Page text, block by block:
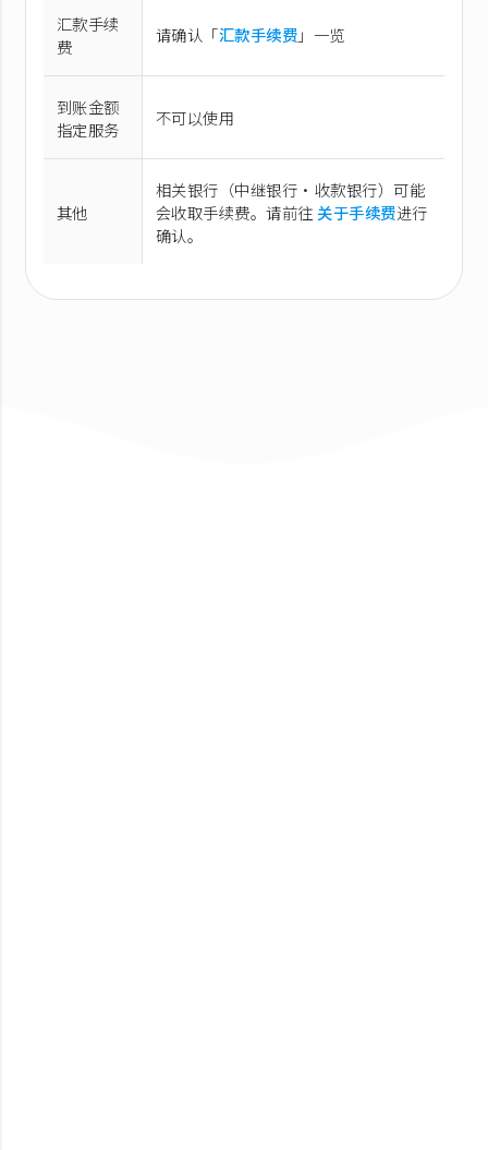
汇款手续
费
请确认「汇款手续费」一览
到账金额
指定服务
不可以使用
其他
相关银行（中继银行·收款银行）可能
会收取手续费。请前往关于手续费进行
确认。